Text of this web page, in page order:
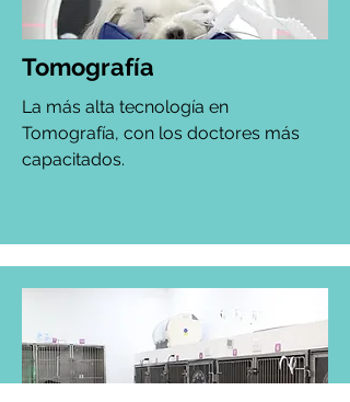
Tomografía
La más alta tecnología en
Tomografía, con los doctores más
capacitados.